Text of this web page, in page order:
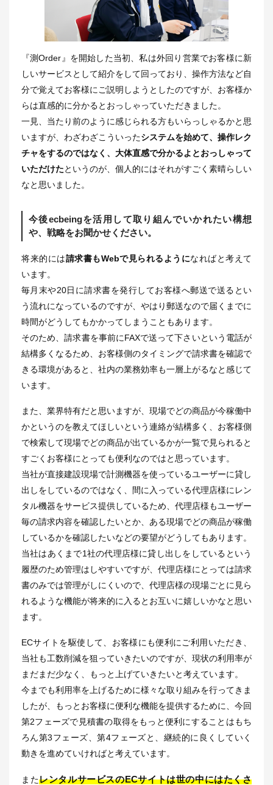
『測Order』を開始した当初、私は外回り営業でお客様に新
しいサービスとして紹介をして回っており、操作方法など自
分で覚えてお客様にご説明しようとしたのですが、お客様か
らは直感的に分かるとおっしゃっていただきました。
一見、当たり前のように感じられる方もいらっしゃるかと思
いますが、わざわざこういったシステムを始めて、操作レク
チャをするのではなく、大体直感で分かるよとおっしゃって
いただけたというのが、個人的にはそれがすごく素晴らしい
なと思いました。
今後ecbeingを活用して取り組んでいかれたい構想
や、戦略をお聞かせください。
将来的には請求書もWebで見られるようになればと考えて
います。
毎月末や20日に請求書を発行してお客様へ郵送で送るとい
う流れになっているのですが、やはり郵送なので届くまでに
時間がどうしてもかかってしまうこともあります。
そのため、請求書を事前にFAXで送って下さいという電話が
結構多くなるため、お客様側のタイミングで請求書を確認で
きる環境があると、社内の業務効率も一層上がるなと感じて
います。
また、業界特有だと思いますが、現場でどの商品が今稼働中
かというのを教えてほしいという連絡が結構多く、お客様側
で検索して現場でどの商品が出ているかが一覧で見られると
すごくお客様にとっても便利なのではと思っています。
当社が直接建設現場で計測機器を使っているユーザーに貸し
出しをしているのではなく、間に入っている代理店様にレン
タル機器をサービス提供しているため、代理店様もユーザー
毎の請求内容を確認したいとか、ある現場でどの商品が稼働
しているかを確認したいなどの要望がどうしてもあります。
当社はあくまで1社の代理店様に貸し出しをしているという
履歴のため管理はしやすいですが、代理店様にとっては請求
書のみでは管理がしにくいので、代理店様の現場ごとに見ら
れるような機能が将来的に入るとお互いに嬉しいかなと思い
ます。
ECサイトを駆使して、お客様にも便利にご利用いただき、
当社も工数削減を狙っていきたいのですが、現状の利用率が
まだまだ少なく、もっと上げていきたいと考えています。
今までも利用率を上げるために様々な取り組みを行ってきま
したが、もっとお客様に便利な機能を提供するために、今回
第2フェーズで見積書の取得をもっと便利にすることはもち
ろん第3フェーズ、第4フェーズと、継続的に良くしていく
動きを進めていければと考えています。
またレンタルサービスのECサイトは世の中にはたくさ